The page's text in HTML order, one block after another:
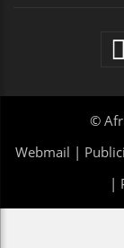
©
Webmail |
|